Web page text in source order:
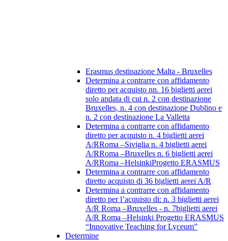
Erasmus destinazione Malta - Bruxelles
Determina a contrarre con affidamento
diretto per acquisto nn. 16 biglietti aerei
solo andata di cui n. 2 con destinazione
Bruxelles, n. 4 con destinazione Dublino e
n. 2 con destinazione La Valletta
Determina a contrarre con affidamento
diretto per acquisto n. 4 biglietti aerei
A/RRoma –Siviglia n. 4 biglietti aerei
A/RRoma –Bruxelles n. 6 biglietti aerei
A/RRoma –HelsinkiProgetto ERASMUS
Determina a contrarre con affidamento
diretto acquisto di 36 biglietti aerei A/R
Determina a contrarre con affidamento
diretto per l’acquisto di: n. 3 biglietti aerei
A/R Roma –Bruxelles - n. 7biglietti aerei
A/R Roma –Helsinki Progetto ERASMUS
“Innovative Teaching for Lyceum”
Determine